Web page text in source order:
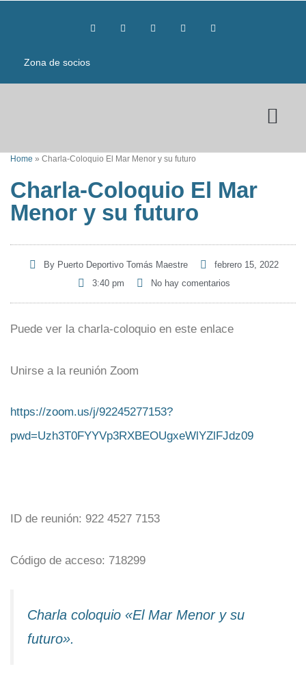
Zona de socios
Home » Charla-Coloquio El Mar Menor y su futuro
Charla-Coloquio El Mar
Menor y su futuro
By Puerto Deportivo Tomás Maestre
febrero 15, 2022
3:40 pm
No hay comentarios
Puede ver la charla-coloquio en este enlace
Unirse a la reunión Zoom
https://zoom.us/j/92245277153?
pwd=Uzh3T0FYYVp3RXBEOUgxeWlYZlFJdz09
ID de reunión: 922 4527 7153
Código de acceso: 718299
Charla coloquio «El Mar Menor y su
futuro».